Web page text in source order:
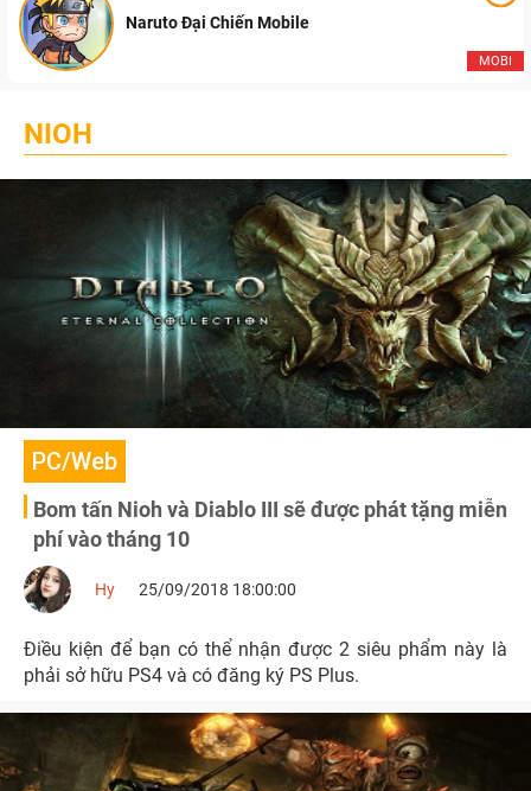
MOBI
Naruto Đại Chiến Mobile
NIOH
PC/Web
Bom tấn Nioh và Diablo III sẽ được phát tặng miễn
phí vào tháng 10
Hy 25/09/2018 18:00:00
Điều kiện để bạn có thể nhận được 2 siêu phẩm này là
phải sở hữu PS4 và có đăng ký PS Plus.